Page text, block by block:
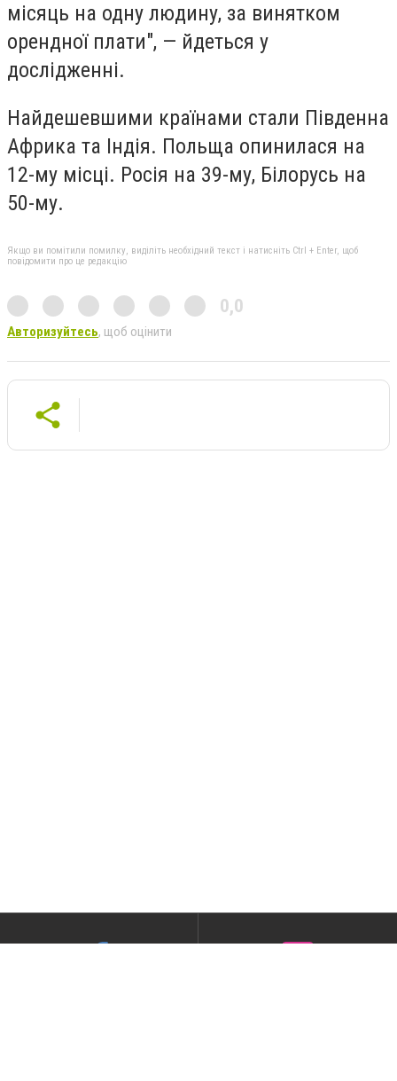
місяць на одну людину, за винятком
орендної плати", — йдеться у
дослідженні.
Найдешевшими країнами стали Південна
Африка та Індія. Польща опинилася на
12-му місці. Росія на 39-му, Білорусь на
50-му.
Якщо ви помітили помилку, виділіть необхідний текст і натисніть Ctrl + Enter, щоб
повідомити про це редакцію
0,0
Авторизуйтесь, щоб оцінити